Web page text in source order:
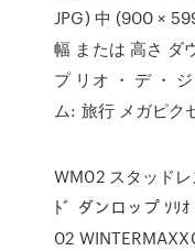
JPG) 中 (900 ×
幅 または 高さ ダ
プ リオ ・ デ ・
ム: 旅行 メガピク
WM02 スタッド
ﾄﾞ ダンロップ ｿﾘ
02